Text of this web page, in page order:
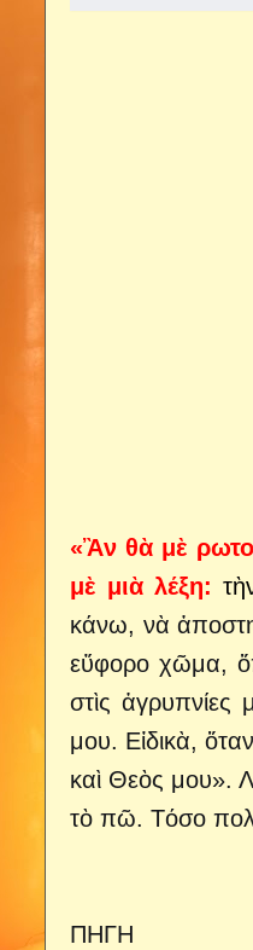
«Ἂν θὰ μὲ
μὲ μιὰ λέξη:
κάνω, νὰ
εὔφορο χῶμα,
στὶς ἀγρυπνίες
μου. Εἰδικὰ,
καὶ Θεὸς μου».
τὸ πῶ. Τόσο
ΠΗΓΗ